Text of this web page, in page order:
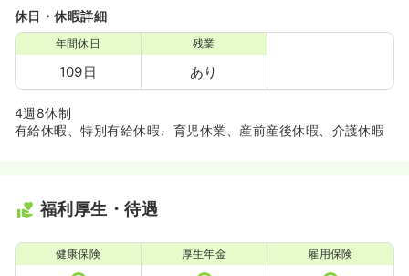
休日・休暇詳細
年間休日
109日
残業
あり
4週8休制
有給休暇、特別有給休暇、育児休業、産前産後休暇、介護休暇
福利厚生・待遇
健康保険 厚生年金 雇用保険